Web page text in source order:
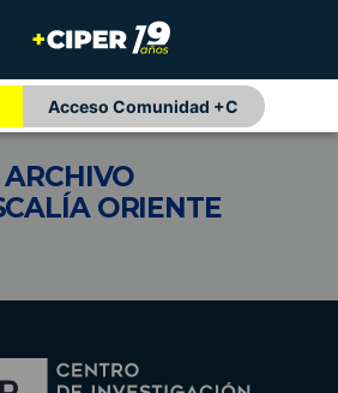
Acceso Comunidad +C
ARCHIVO
ORIENTE